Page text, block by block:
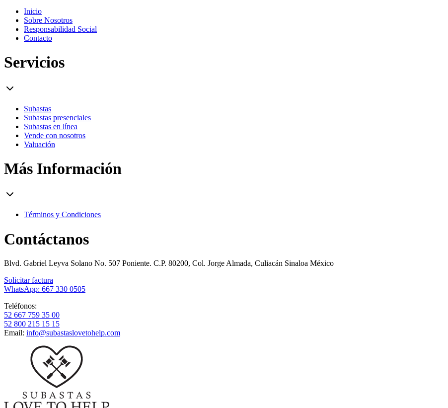
Inicio
Sobre Nosotros
Responsabilidad Social
Contacto
Servicios
Subastas
Subastas presenciales
Subastas en línea
Vende con nosotros
Valuación
Más Información
Términos y Condiciones
Contáctanos
Blvd. Gabriel Leyva Solano No. 507 Poniente. C.P. 80200, Col. Jorge Almada, Culiacán Sinaloa México
Solicitar factura
WhatsApp: 667 330 0505
Teléfonos:
52 667 759 35 00
52 800 215 15 15
Email: info@subastaslovetohelp.com